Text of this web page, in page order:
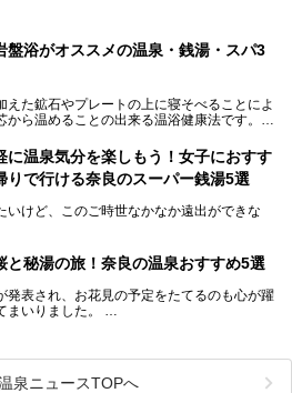
ウナや郊外にあるアウトドアフィンランド式
も豊富です。
ウナでリフレッシュしませんか？
盤浴がオススメの温泉・銭湯・スパ3
えた鉱石やプレートの上に寝そべることによ
から温めることの出来る温浴健康法です。じ
、代謝が高まり健康や美容にも良い影響が期
回はそんな岩盤浴にこだわった、奈良県内の
銭湯・スパ3ヶ所を紹介させていただきま
に温泉気分を楽しもう！女子におすす
りで行ける奈良のスーパー銭湯5選
いけど、このご時世なかなか遠出ができな
のではないでしょうか？
観光地を巡るような温泉旅行がしたいけど、
が取れない時もありますよね。
温まってリラックス効果も抜群。
と秘湯の旅！奈良の温泉おすすめ5選
発表され、お花見の予定をたてるのも心が躍
まいりました。
本人の心を捉えて離さない名所中の名所があ
奈良県の吉野山。
泉ニュースTOPへ